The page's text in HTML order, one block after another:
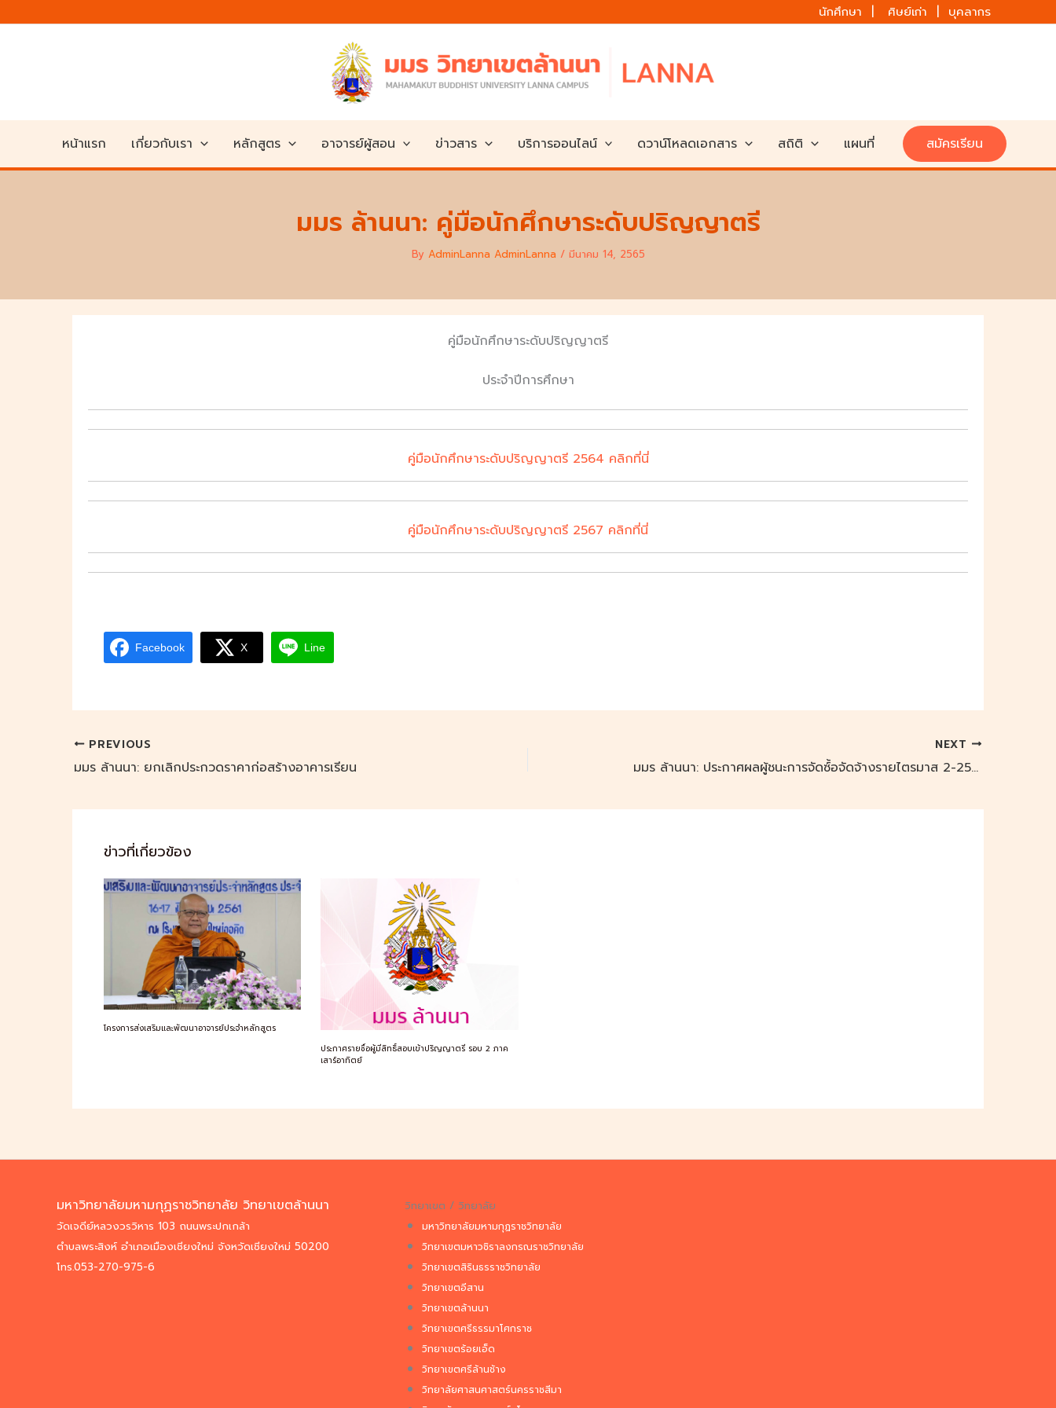
to
นักศึกษา | ศิษย์เก่า | บุคลากร
หน้าแรก เกี่ยวกับเรา หลักสูตร อาจารย์ผู้สอน ข่าวสาร บริการออนไลน์ ดวาน์โหลดเอกสาร สถิติ แผนที่ สมัครเรียน
มมร ล้านนา: คู่มือนักศึกษาระดับปริญญาตรี
By AdminLanna AdminLanna / มีนาคม 14, 2565
คู่มือนักศึกษาระดับปริญญาตรี
ประจำปีการศึกษา
คู่มือนักศึกษาระดับปริญญาตรี 2564 คลิกที่นี่
คู่มือนักศึกษาระดับปริญญาตรี 2567 คลิกที่นี่
Facebook X Line
PREVIOUS
มมร ล้านนา: ยกเลิกประกวดราคาก่อสร้างอาคารเรียน
NEXT
มมร ล้านนา: ประกาศผลผู้ชนะการจัดซ์้อจัดจ้างรายไตรมาส 2-2565
ข่าวที่เกี่ยวข้อง
โครงการส่งเสริมและพัฒนาอาจารย์ประจำหลักสูตร
ประกาศรายชื่อผู้มีสิทธิ์สอบเข้าปริญญาตรี รอบ 2 ภาค
เสาร์อาทิตย์
มหาวิทยาลัยมหามกุฏราชวิทยาลัย วิทยาเขตล้านนา
วัดเจดีย์หลวงวรวิหาร 103 ถนนพระปกเกล้า
ตำบลพระสิงห์ อำเภอเมืองเชียงใหม่ จังหวัดเชียงใหม่ 50200
โทร.053-270-975-6
วิทยาเขต / วิทยาลัย
มหาวิทยาลัยมหามกุฏราชวิทยาลัย
วิทยาเขตมหาวชิราลงกรณราชวิทยาลัย
วิทยาเขตสิรินธรราชวิทยาลัย
วิทยาเขตอีสาน
วิทยาเขตล้านนา
วิทยาเขตศรีธรรมาโศกราช
วิทยาเขตร้อยเอ็ด
วิทยาเขตศรีล้านช้าง
วิทยาลัยศาสนศาสตร์นครราชสีมา